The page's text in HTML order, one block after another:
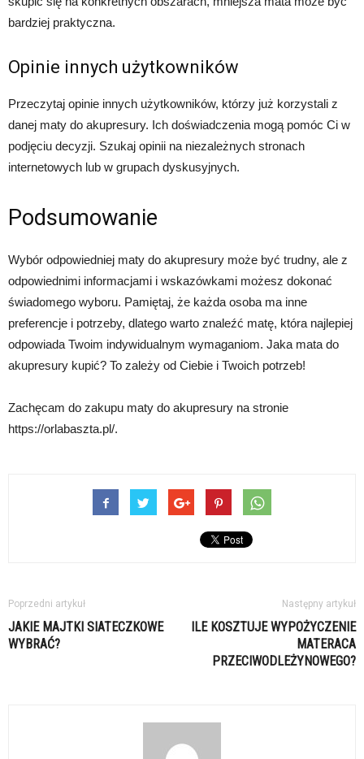
bardziej praktyczna.
Opinie innych użytkowników
Przeczytaj opinie innych użytkowników, którzy już korzystali z
danej maty do akupresury. Ich doświadczenia mogą pomóc Ci w
podjęciu decyzji. Szukaj opinii na niezależnych stronach
internetowych lub w grupach dyskusyjnych.
Podsumowanie
Wybór odpowiedniej maty do akupresury może być trudny, ale z
odpowiednimi informacjami i wskazówkami możesz dokonać
świadomego wyboru. Pamiętaj, że każda osoba ma inne
preferencje i potrzeby, dlatego warto znaleźć matę, która najlepiej
odpowiada Twoim indywidualnym wymaganiom. Jaka mata do
akupresury kupić? To zależy od Ciebie i Twoich potrzeb!
Zachęcam do zakupu maty do akupresury na stronie
https://orlabaszta.pl/.
Poprzedni artykuł
JAKIE MAJTKI SIATECZKOWE
WYBRAĆ?
Następny artykuł
ILE KOSZTUJE WYPOŻYCZENIE
MATERACA
PRZECIWODLEŻYNOWEGO?